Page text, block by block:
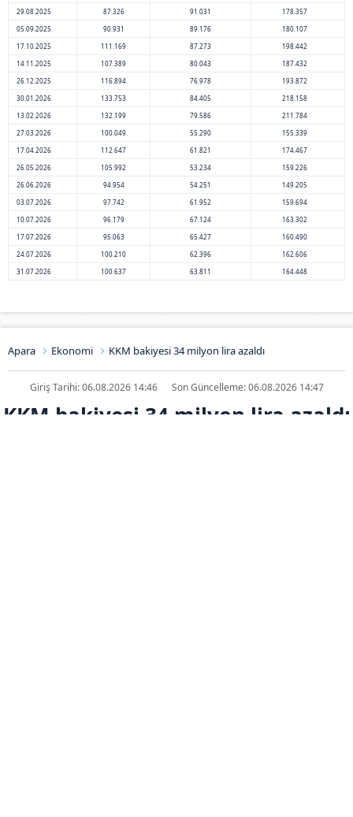
29.08.2025
87.326 91.031
178.357
05.09.2025
90.931 89.176
180.107
17.10.2025
111.169 87.273
198.442
14.11.2025
107.389 80.043
187.432
26.12.2025
116.894 76.978
193.872
30.01.2026
133.753 84.405
218.158
13.02.2026
132.199 79.586
211.784
27.03.2026
100.049 55.290
155.339
17.04.2026
112.647 61.821
174.467
26.05.2026
105.992 53.234
159.226
26.06.2026
94.954 54.251
149.205
03.07.2026
97.742 61.952
159.694
10.07.2026
96.179 67.124
163.302
17.07.2026
95.063 65.427
160.490
24.07.2026
100.210 62.396
162.606
31.07.2026
100.637 63.811 164.448
Apara Ekonomi KKM bakiyesi 34 milyon lira azaldı
Giriş Tarihi: 06.08.2026 14:46 Son Güncelleme: 06.08.2026 14:47
KKM bakiyesi 34 milyon lira azaldı